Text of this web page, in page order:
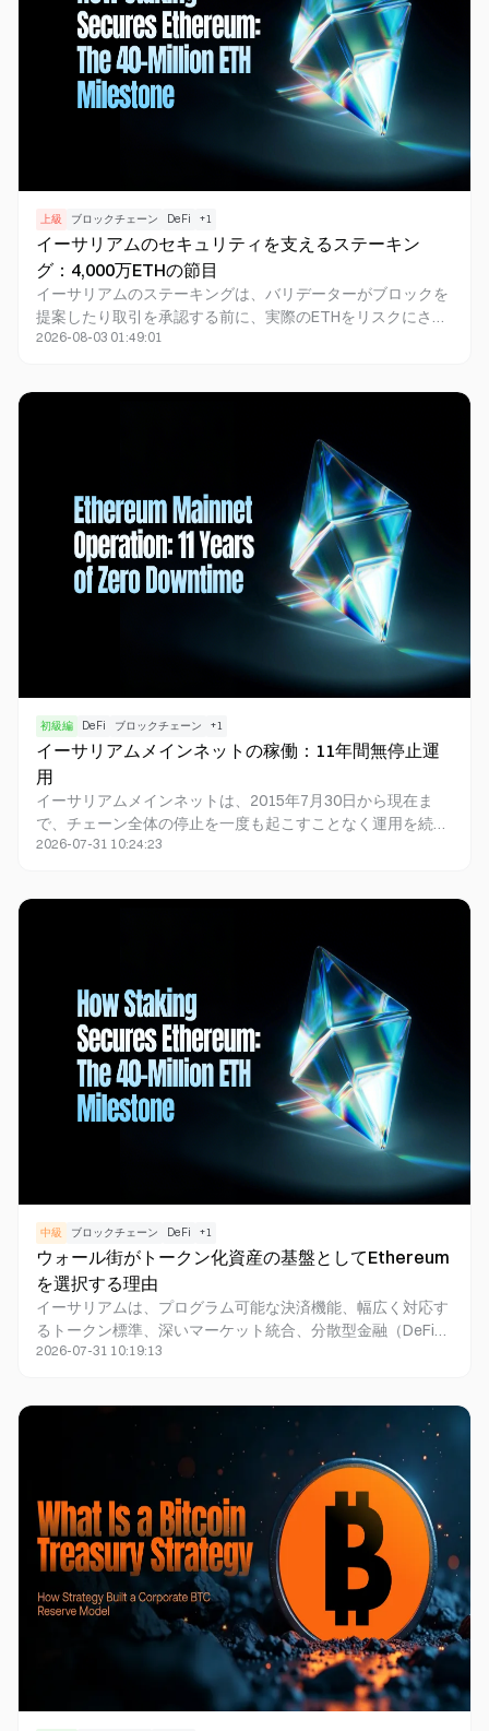
上級 ブロックチェーン DeFi +1
イーサリアムのセキュリティを支えるステーキン
グ：4,000万ETHの節目
イーサリアムのステーキングは、バリデーターがブロックを
提案したり取引を承認する前に、実際のETHをリスクにさら
すことでイーサリアムメインネットの安全性を確保していま
2026-08-03 01:49:01
初級編 DeFi ブロックチェーン +1
イーサリアムメインネットの稼働：11年間無停止運
用
イーサリアムメインネットは、2015年7月30日から現在ま
で、チェーン全体の停止を一度も起こすことなく運用を続け
ています。分散型のノード、プルーフ・オブ・ステーク
理しながら、なぜ常に利用可能であり続けられるのかを理解
したいユーザー、デベロッパー、トークンホルダーの方々の
ためのものです。
2026-07-31 10:24:23
中級 ブロックチェーン DeFi +1
ウォール街がトークン化資産の基盤としてEthereum
を選択する理由
イーサリアムは、プログラム可能な決済機能、幅広く対応す
るトークン標準、深いマーケット統合、分散型金融（DeFi）
へのアクセス性を兼ね備えており、トークン化資産の基盤と
クンとして表現し、スマートコントラクトを用いて所有権や
振替、支払い、規制管理を効率的に実行できます。
2026-07-31 10:19:13